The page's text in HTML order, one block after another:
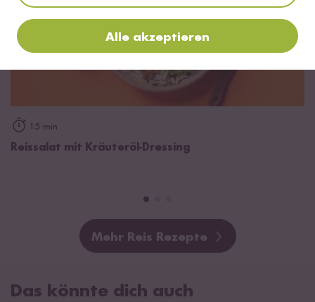
15 min
Reissalat mit Kräuteröl-Dressing
Mehr Reis Rezepte
Das könnte dich auch
Alle akzeptieren